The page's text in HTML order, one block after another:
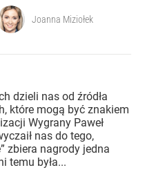
Joanna Miziołek
dzieli nas od źródła
które mogą być znakiem
Wygrany Paweł
nas do tego,
zbiera nagrody jedna
temu była...